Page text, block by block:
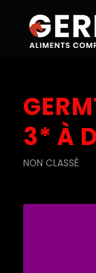
3* À
NON CLASSÉ